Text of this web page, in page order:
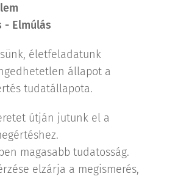
- Elmúlás
életfeladatunk
állapot a
tudatállapota.
útján jutunk el a
magasabb tudatosság.
elzárja a megismerés,